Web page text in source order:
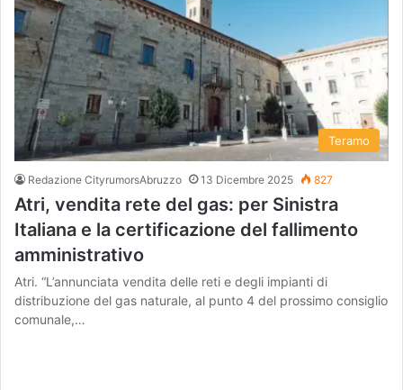
Teramo
Redazione CityrumorsAbruzzo 13 Dicembre 2025 827
Atri, vendita rete del gas: per Sinistra
Italiana e la certificazione del fallimento
amministrativo
Atri. “L’annunciata vendita delle reti e degli impianti di
distribuzione del gas naturale, al punto 4 del prossimo consiglio
comunale,…